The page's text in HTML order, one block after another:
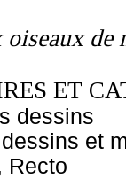
oiseaux de
ET
dessins
et
Recto